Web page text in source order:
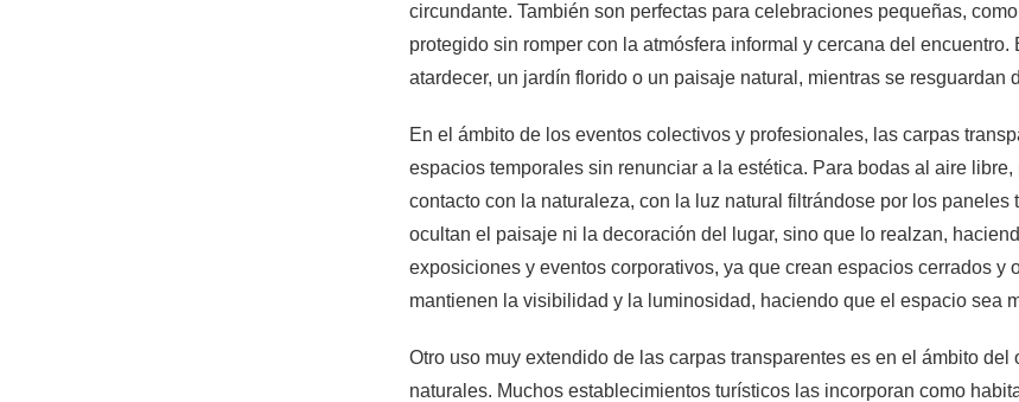
circundante. También son perfectas para celebraciones pequeñas,
protegido sin romper con la atmósfera informal y cercana del
atardecer, un jardín florido o un paisaje natural, mientras se resguardan
En el ámbito de los eventos colectivos y profesionales, las carpas
espacios temporales sin renunciar a la estética. Para bodas al aire
contacto con la naturaleza, con la luz natural filtrándose por los
ocultan el paisaje ni la decoración del lugar, sino que lo realzan,
exposiciones y eventos corporativos, ya que crean espacios cerrados
mantienen la visibilidad y la luminosidad, haciendo que el espacio sea
Otro uso muy extendido de las carpas transparentes es en el ámbito
naturales. Muchos establecimientos turísticos las incorporan como